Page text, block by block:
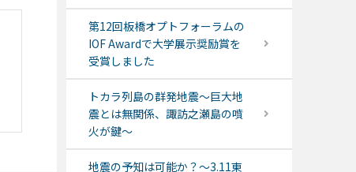
第12回板橋オプトフォーラムの
IOF Awardで大学展示奨励賞を
受賞しました
トカラ列島の群発地震～巨大地
震とは無関係、諏訪之瀬島の噴
火が鍵～
地震の予知は可能か？～3.11東